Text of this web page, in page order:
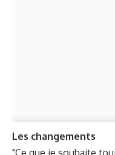
Les changements
"Ce que je souhaite